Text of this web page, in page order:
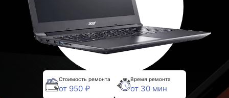
Стоимость ремонта
от 950 ₽
Время ремонта
от 30 мин